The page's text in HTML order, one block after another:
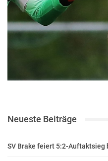
Neueste Beiträge
SV Brake feiert 5:2-Auftaktsieg